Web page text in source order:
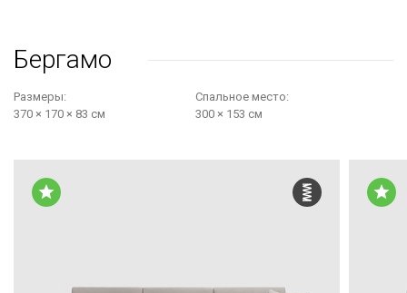
Бергамо
Размеры:
370 × 170 × 83 см
Cпальное место:
300 × 153 см